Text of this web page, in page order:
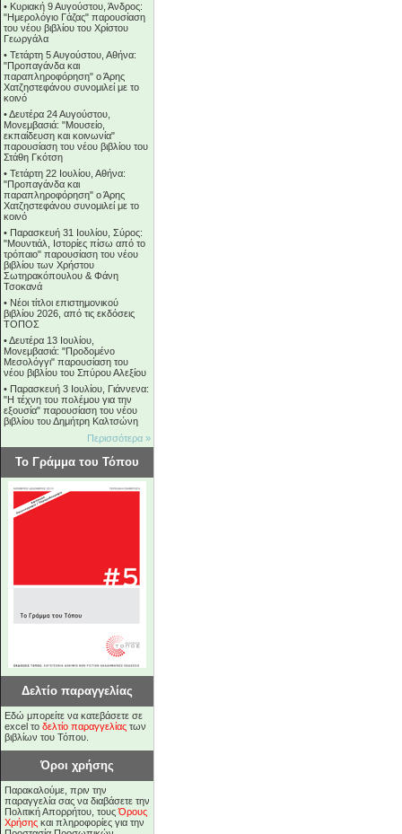
• Κυριακή 9 Αυγούστου, Άνδρος:
"Ημερολόγιο Γάζας" παρουσίαση
του νέου βιβλίου του Χρίστου
Γεωργάλα
• Τετάρτη 5 Αυγούστου, Αθήνα:
"Προπαγάνδα και
παραπληροφόρηση" ο Άρης
Χατζηστεφάνου συνομιλεί με το
κοινό
•Δευτέρα 24 Αυγούστου,
Μονεμβασιά: "Μουσείο,
εκπαίδευση και κοινωνία"
παρουσίαση του νέου βιβλίου του
Στάθη Γκότση
• Τετάρτη 22 Ιουλίου, Αθήνα:
"Προπαγάνδα και
παραπληροφόρηση" ο Άρης
Χατζηστεφάνου συνομιλεί με το
κοινό
• Παρασκευή 31 Ιουλίου, Σύρος:
"Μουντιάλ, Ιστορίες πίσω από το
τρόπαιο" παρουσίαση του νέου
βιβλίου των Χρήστου
Σωτηρακόπουλου & Φάνη
Τσοκανά
• Νέοι τίτλοι επιστημονικού
βιβλίου 2026, από τις εκδόσεις
ΤΟΠΟΣ
•Δευτέρα 13 Ιουλίου,
Μονεμβασιά: "Προδομένο
Μεσολόγγι" παρουσίαση του
νέου βιβλίου του Σπύρου Αλεξίου
• Παρασκευή 3 Ιουλίου, Γιάννενα:
"Η τέχνη του πολέμου για την
εξουσία" παρουσίαση του νέου
βιβλίου του Δημήτρη Καλτσώνη
Περισσότερα »
Το Γράμμα του Τόπου
Δελτίο παραγγελίας
Εδώ μπορείτε να κατεβάσετε σε
excel το δελτίο παραγγελίας των
βιβλίων του Τόπου.
Όροι χρήσης
Παρακαλούμε, πριν την
παραγγελία σας να διαβάσετε την
Πολιτική Απορρήτου, τουςΌρους
Χρήσης και πληροφορίες για την